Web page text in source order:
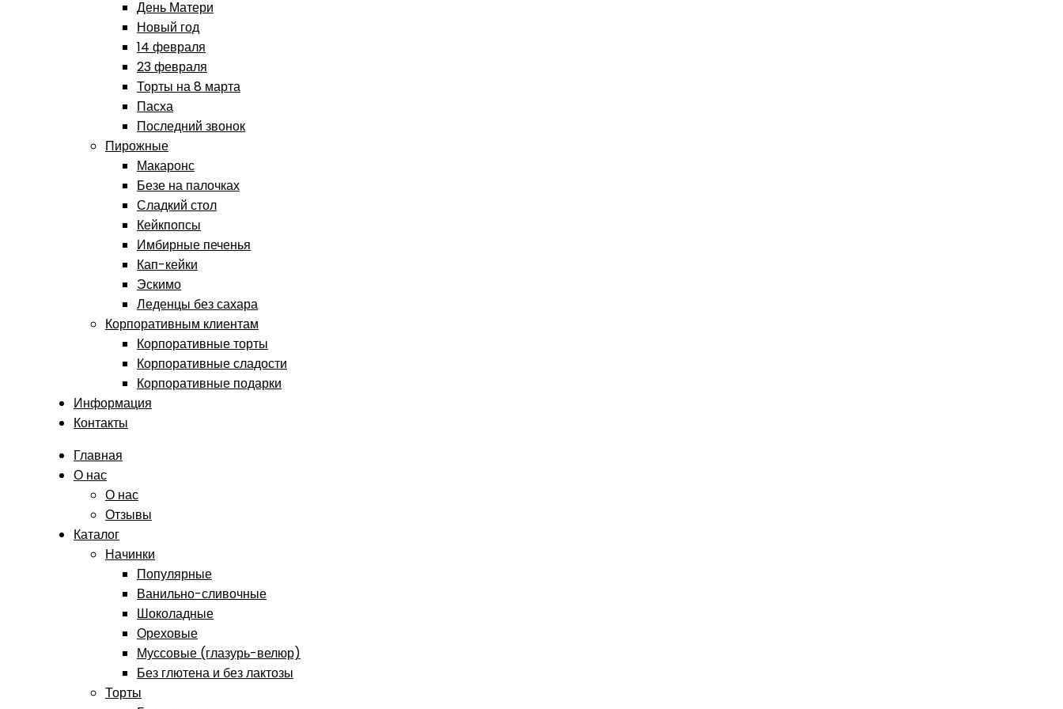
День Матери
Новый год
14 февраля
23 февраля
Торты на 8 марта
Пасха
Последний звонок
Пирожные
Макаронс
Безе на палочках
Сладкий стол
Кейкпопсы
Имбирные печенья
Кап-кейки
Эскимо
Леденцы без сахара
Корпоративным клиентам
Корпоративные торты
Корпоративные сладости
Корпоративные подарки
Информация
Контакты
Главная
О нас
О нас
Отзывы
Каталог
Начинки
Популярные
Ванильно-сливочные
Шоколадные
Ореховые
Муссовые (глазурь-велюр)
Без глютена и без лактозы
Торты